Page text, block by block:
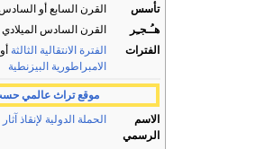
تأسس
القرن السابع أو
هـُـجـِر
القرن السادس الميلادي
الفترات
الفترة الانتقالية الثالثة أو
الامبراطورية البيزنطية
موقع تراث عالمي
الاسم
الرسمي
الحملة الدولية لإنقاذ آثار